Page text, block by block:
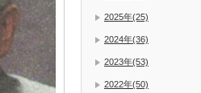
2025年(25)
2024年(36)
2023年(53)
2022年(50)